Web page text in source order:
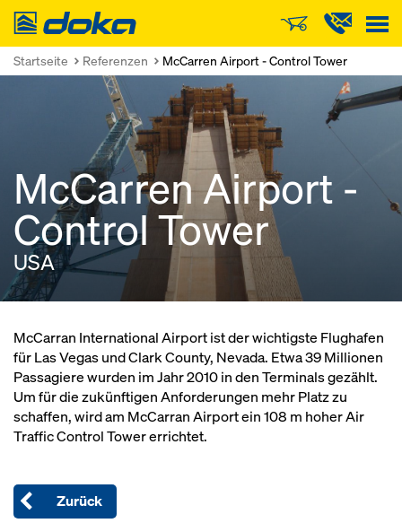
Doka
Startseite Referenzen McCarren Airport - Control Tower
McCarren Airport -
Control Tower
USA
McCarran International Airport ist der wichtigste Flughafen
für Las Vegas und Clark County, Nevada. Etwa 39 Millionen
Passagiere wurden im Jahr 2010 in den Terminals gezählt.
Um für die zukünftigen Anforderungen mehr Platz zu
schaffen, wird am McCarran Airport ein 108 m hoher Air
Traffic Control Tower errichtet.
Zurück